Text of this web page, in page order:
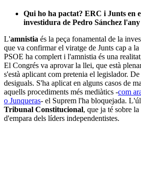
Qui ho ha pactat? ERC i Junts en
investidura de Pedro Sánchez l'any
L'amnistia és la peça fonamental de la
que va confirmar el viratge de Junts cap a
PSOE ha complert i l'amnistia és una
El Congrés va aprovar la llei, que està
s'està aplicant com pretenia el legislador.
desiguals. S'ha aplicat en alguns casos de
aquells procediments més mediàtics -com
o Junqueras- el Suprem l'ha bloquejada.
Tribunal Constitucional, que ja té sobre
d'empara dels líders independentistes.